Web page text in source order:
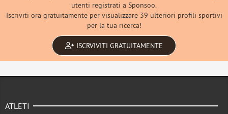
utenti registrati a Sponsoo.
Iscriviti ora gratuitamente per visualizzare 39 ulteriori profili sportivi
per la tua ricerca!
ISCRVIVITI GRATUITAMENTE
ATLETI